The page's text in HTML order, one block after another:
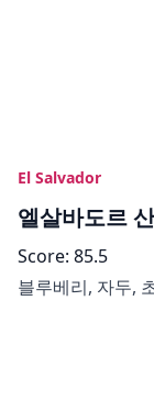
El Salvador
엘살바도르
Score: 85.5
블루베리, 자두,